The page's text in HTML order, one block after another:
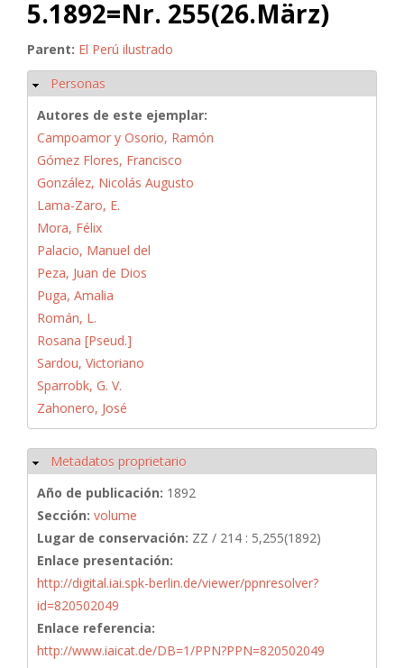
5.1892=Nr. 255(26.März)
Parent: El Perú ilustrado
Ocultar
Personas
Autores de este ejemplar:
Campoamor y Osorio, Ramón
Gómez Flores, Francisco
González, Nicolás Augusto
Lama-Zaro, E.
Mora, Félix
Palacio, Manuel del
Peza, Juan de Dios
Puga, Amalia
Román, L.
Rosana [Pseud.]
Sardou, Victoriano
Sparrobk, G. V.
Zahonero, José
Ocultar
Metadatos proprietario
Año de publicación: 1892
Sección: volume
Lugar de conservación: ZZ / 214 : 5,255(1892)
Enlace presentación:
http://digital.iai.spk-berlin.de/viewer/ppnresolver?
id=820502049
Enlace referencia:
http://www.iaicat.de/DB=1/PPN?PPN=820502049